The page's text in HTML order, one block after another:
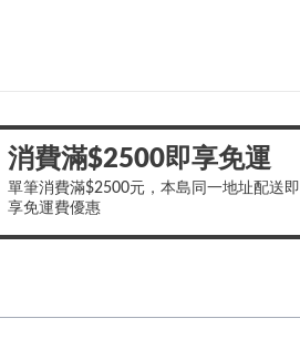
消費滿$2500即享免運
單筆消費滿$2500元，本島同一地址配送即
享免運費優惠